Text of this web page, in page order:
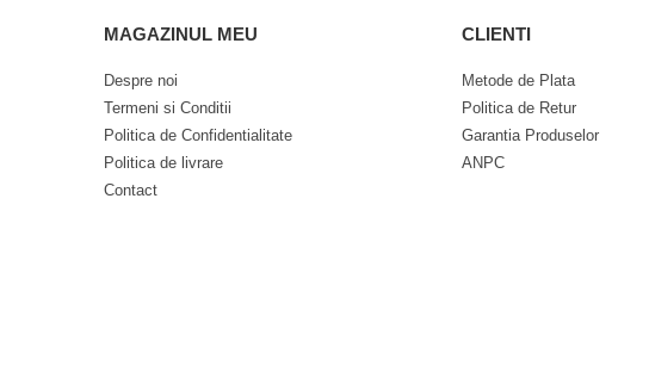
MAGAZINUL MEU
Despre noi
Termeni si Conditii
Politica de Confidentialitate
Politica de livrare
Contact
CLIENTI
Metode de Plata
Politica de Retur
Garantia Produselor
ANPC